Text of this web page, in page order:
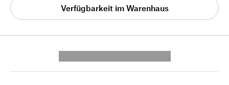
Verfügbarkeit im Warenhaus